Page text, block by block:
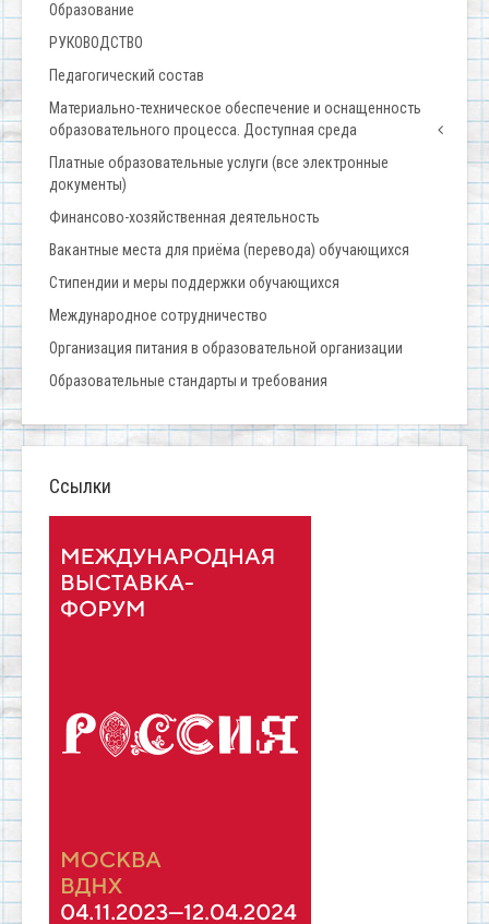
Образование
РУКОВОДСТВО
Педагогический состав
Материально-техническое обеспечение и оснащенность
образовательного процесса. Доступная среда
Платные образовательные услуги (все электронные
документы)
Финансово-хозяйственная деятельность
Вакантные места для приёма (перевода) обучающихся
Стипендии и меры поддержки обучающихся
Международное сотрудничество
Организация питания в образовательной организации
Образовательные стандарты и требования
Ссылки